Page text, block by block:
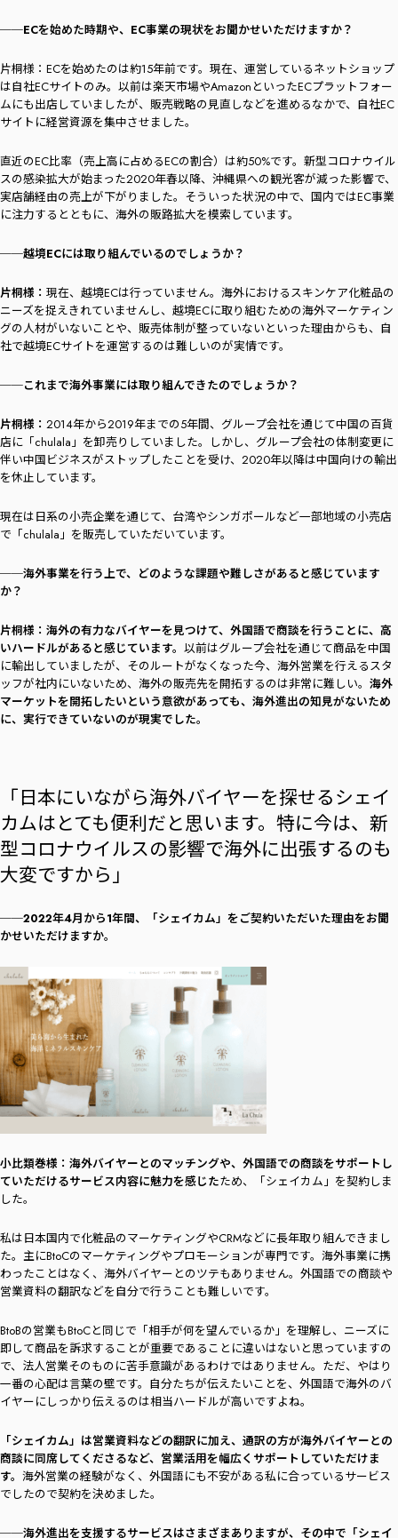
──ECを始めた時期や、EC事業の現状をお聞かせいただけますか？
片桐様：ECを始めたのは約15年前です。現在、運営しているネットショップ
は自社ECサイトのみ。以前は楽天市場やAmazonといったECプラットフォー
ムにも出店していましたが、販売戦略の見直しなどを進めるなかで、自社EC
サイトに経営資源を集中させました。
直近のEC比率（売上高に占めるECの割合）は約50%です。新型コロナウイル
スの感染拡大が始まった2020年春以降、沖縄県への観光客が減った影響で、
実店舗経由の売上が下がりました。そういった状況の中で、国内ではEC事業
に注力するとともに、海外の販路拡大を模索しています。
──越境ECには取り組んでいるのでしょうか？
片桐様： 現在、越境ECは行っていません。海外におけるスキンケア化粧品の
ニーズを捉えきれていませんし、越境ECに取り組むための海外マーケティン
グの人材がいないことや、販売体制が整っていないといった理由からも、自
社で越境ECサイトを運営するのは難しいのが実情です。
──これまで海外事業には取り組んできたのでしょうか？
片桐様： 2014年から2019年までの5年間、グループ会社を通じて中国の百貨
店に「chulala」を卸売りしていました。しかし、グループ会社の体制変更に
伴い中国ビジネスがストップしたことを受け、2020年以降は中国向けの輸出
を休止しています。
現在は日系の小売企業を通じて、台湾やシンガポールなど一部地域の小売店
で「chulala」を販売していただいています。
──海外事業を行う上で、どのような課題や難しさがあると感じています
か？
片桐様： 海外の有力なバイヤーを見つけて、外国語で商談を行うことに、高
いハードルがあると感じています。 以前はグループ会社を通じて商品を中国
に輸出していましたが、そのルートがなくなった今、海外営業を行えるスタ
ッフが社内にいないため、海外の販売先を開拓するのは非常に難しい。 海外
マーケットを開拓したいという意欲があっても、海外進出の知見がないため
に、実行できていないのが現実でした。
「日本にいながら海外バイヤーを探せるシェイ
カムはとても便利だと思います。特に今は、新
型コロナウイルスの影響で海外に出張するのも
大変ですから」
──2022年4月から1年間、「シェイカム」をご契約いただいた理由をお聞
かせいただけますか。
小比類巻様： 海外バイヤーとのマッチングや、外国語での商談をサポートし
ていただけるサービス内容に魅力を感じたため、「シェイカム」を契約しま
した。
私は日本国内で化粧品のマーケティングやCRMなどに長年取り組んできまし
た。主にBtoCのマーケティングやプロモーションが専門です。海外事業に携
わったことはなく、海外バイヤーとのツテもありません。外国語での商談や
営業資料の翻訳などを自分で行うことも難しいです。
BtoBの営業もBtoCと同じで「相手が何を望んでいるか」を理解し、ニーズに
即して商品を訴求することが重要であることに違いはないと思っていますの
で、法人営業そのものに苦手意識があるわけではありません。ただ、やはり
一番の心配は言葉の壁です。自分たちが伝えたいことを、外国語で海外のバ
イヤーにしっかり伝えるのは相当ハードルが高いですよね。
「シェイカム」は営業資料などの翻訳に加え、通訳の方が海外バイヤーとの
商談に同席してくださるなど、営業活用を幅広くサポートしていただけま
す。 海外営業の経験がなく、外国語にも不安がある私に合っているサービス
でしたので契約を決めました。
──海外進出を支援するサービスはさまざまありますが、その中で「シェイ